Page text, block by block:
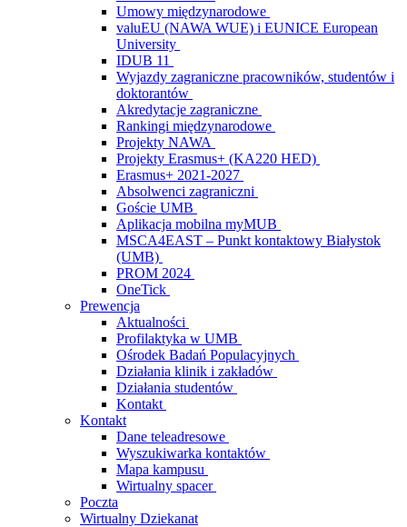
Umowy międzynarodowe
valuEU (NAWA WUE) i EUNICE European
University
IDUB 11
Wyjazdy zagraniczne pracowników, studentów i
doktorantów
Akredytacje zagraniczne
Rankingi międzynarodowe
Projekty NAWA
Projekty Erasmus+ (KA220 HED)
Erasmus+ 2021-2027
Absolwenci zagraniczni
Goście UMB
Aplikacja mobilna myMUB
MSCA4EAST – Punkt kontaktowy Białystok
(UMB)
PROM 2024
OneTick
Prewencja
Aktualności
Profilaktyka w UMB
Ośrodek Badań Populacyjnych
Działania klinik i zakładów
Działania studentów
Kontakt
Kontakt
Dane teleadresowe
Wyszukiwarka kontaktów
Mapa kampusu
Wirtualny spacer
Poczta
Wirtualny Dziekanat